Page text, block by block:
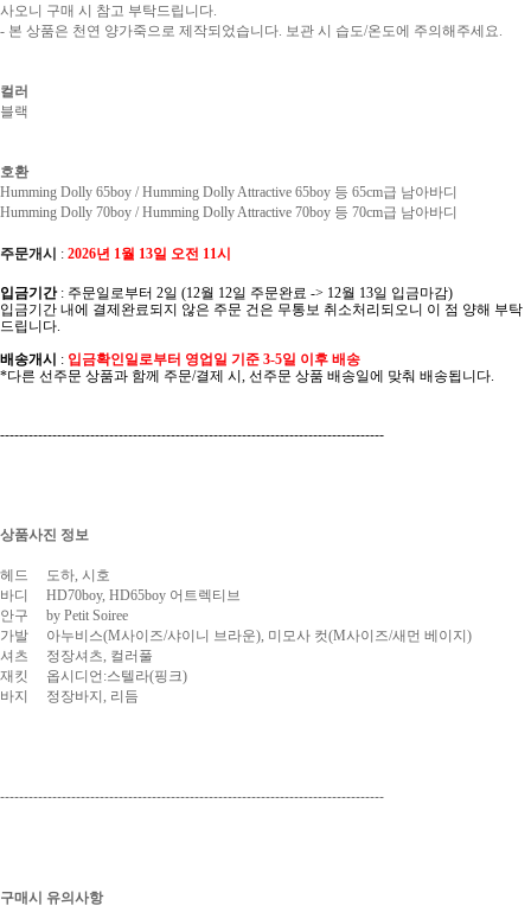
사오니 구매 시 참고 부탁드립니다.
- 본 상품은 천연 양가죽으로 제작되었습니다. 보관 시 습도/온도에 주의해주세요.
컬러
블랙
호환
Humming Dolly 65boy / Humming Dolly Attractive 65boy 등 65cm급 남아바디
Humming Dolly 70boy / Humming Dolly Attractive 70boy 등 70cm급 남아바디
주문개시 : 2026년 1월 13일 오전 11시
입금기간: 주문일로부터 2일 (12월 12일 주문완료 -> 12월 13일 입금마감)
입금기간 내에 결제완료되지 않은 주문 건은 무통보 취소처리되오니 이 점 양해 부탁
드립니다.
배송개시 : 입금확인일로부터 영업일 기준 3-5일 이후 배송
*다른 선주문 상품과 함께 주문/결제 시, 선주문 상품 배송일에 맞춰 배송됩니다.
---------------------------------------------------------------------------------
상품사진 정보
헤드 도하, 시호
바디 HD70boy, HD65boy 어트렉티브
안구 by Petit Soiree
가발 아누비스(M사이즈/샤이니 브라운), 미모사 컷(M사이즈/새먼 베이지)
셔츠 정장셔츠, 컬러풀
재킷 옵시디언:스텔라(핑크)
바지 정장바지, 리듬
---------------------------------------------------------------------------------
구매시 유의사항